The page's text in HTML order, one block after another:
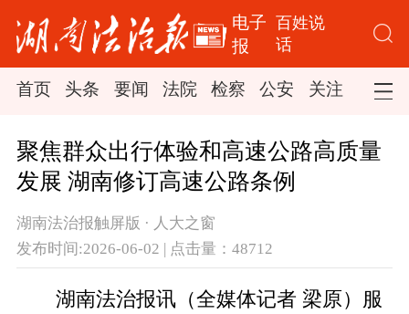
电子
报
百姓说
话
首页 头条 要闻 法院 检察 公安 关注 司法
聚焦群众出行体验和高速公路高质量
发展 湖南修订高速公路条例
湖南法治报触屏版 · 人大之窗
发布时间:2026-06-02 | 点击量：48712
湖南法治报讯（全媒体记者 梁原）服